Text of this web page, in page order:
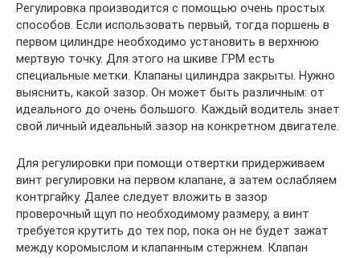
Регулировка производится с помощью очень простых
способов. Если использовать первый, тогда поршень в
первом цилиндре необходимо установить в верхнюю
мертвую точку. Для этого на шкиве ГРМ есть
специальные метки. Клапаны цилиндра закрыты. Нужно
выяснить, какой зазор. Он может быть различным: от
идеального до очень большого. Каждый водитель знает
свой личный идеальный зазор на конкретном двигателе.
Для регулировки при помощи отвертки придерживаем
винт регулировки на первом клапане, а затем ослабляем
контргайку. Далее следует вложить в зазор
проверочный щуп по необходимому размеру, а винт
требуется крутить до тех пор, пока он не будет зажат
между коромыслом и клапанным стержнем. Клапан